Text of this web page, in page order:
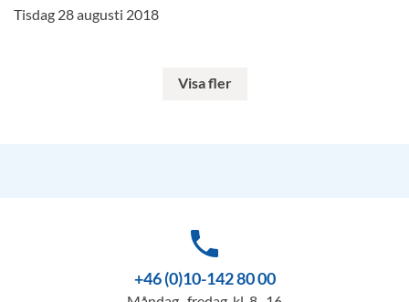
Tisdag 28 augusti 2018
Visa fler
phone
+46 (0)10-142 80 00